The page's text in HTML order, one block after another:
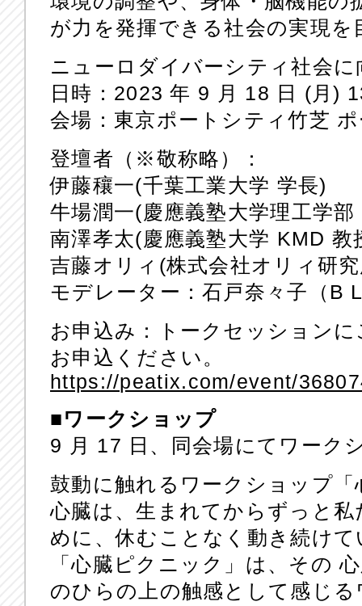
が力を発揮できる社会の実現を
ニューロダイバーシティ社会に
日時：2023 年 9 月 18 日 (月)
会場：東京ポートシティ竹芝
登壇者（※敬称略）：
伊藤穰一(千葉工業大学 学長)
牛場潤一(慶應義塾大学理工学部
南澤孝太(慶應義塾大学 KMD 教
吉藤オリィ(株式会社オリィ研
モデレーター：石戸奈々子（B
お申込み：トークセッション
お申込ください。
https://peatix.com/event/
■ワークショップ
9 月 17 日、同会場にてワーク
鼓動に触れるワークショップ
心臓は、生まれてからずっと
めに、休むことなく動き続け
「心臓ピクニック」は、その
のひらの上の触感として感じ